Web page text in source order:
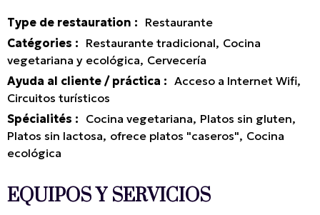
Type de restauration : Restaurante
Catégories : Restaurante tradicional Cocina
vegetariana y ecológica Cervecería
Ayuda al cliente / práctica : Acceso a Internet Wifi
Circuitos turísticos
Spécialités : Cocina vegetariana Platos sin gluten
Platos sin lactosa ofrece platos "caseros" Cocina
ecológica
EQUIPOS Y SERVICIOS